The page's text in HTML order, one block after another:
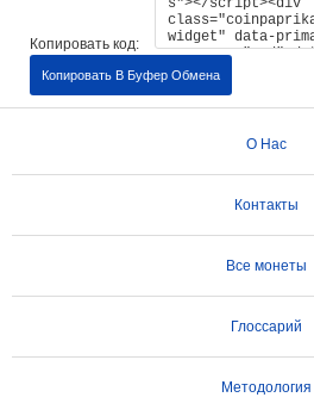
Копировать код:
Копировать В Буфер Обмена
О Нас
Контакты
Все монеты
Глоссарий
Методология